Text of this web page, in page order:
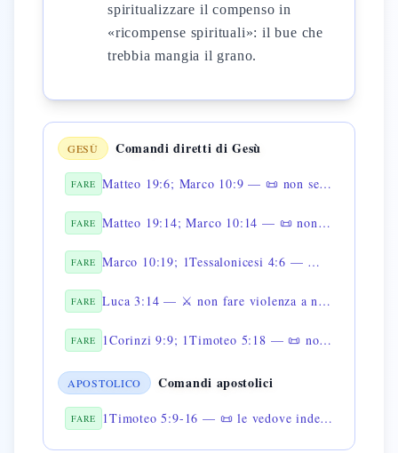
spiritualizzare il compenso in
«ricompense spirituali»: il bue che
trebbia mangia il grano.
GESÙ Comandi diretti di Gesù
FARE Matteo 19:6; Marco 10:9 — 📜 non separi l'uomo ciò che Dio ha unito
FARE Matteo 19:14; Marco 10:14 — 📜 non proibire ai bambini di venire
FARE Marco 10:19; 1Tessalonicesi 4:6 — 📜 non defraudare
FARE Luca 3:14 — ⚔️ non fare violenza a nessuno
FARE 1Corinzi 9:9; 1Timoteo 5:18 — 📜 non mettere la museruola al bue che trebbia
APOSTOLICO Comandi apostolici
FARE 1Timoteo 5:9-16 — 📜 le vedove indegne non siano sostenute